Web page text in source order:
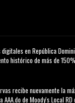
en República
histórico de más de 150%
recibe nuevamente la
AAA.do de Moody's Local